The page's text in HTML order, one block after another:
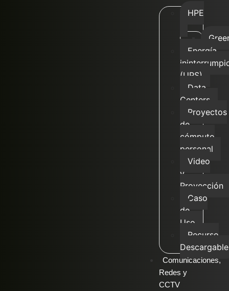
HPE
Energía
(UPS)
Data
Centers
Proyectos
de
cómputo
personal
Video
y
Proyección
Caso
de
Uso
Recurso
Descargable
Comunicaciones,
Redes y
CCTV